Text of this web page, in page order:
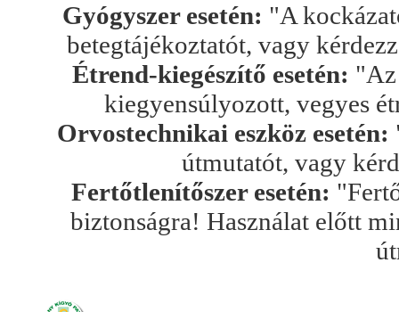
Gyógyszer esetén: "A
betegtájékoztatót, vagy
Étrend-kiegészítő esetén: "Az
kiegyensúlyozott, vegyes
Orvostechnikai eszköz esetén:
útmutatót, vagy
Fertőtlenítőszer esetén:
biztonságra! Használat előtt